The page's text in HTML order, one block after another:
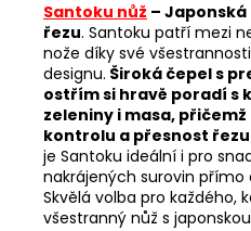
Santoku nůž –
řezu. Santoku patří mezi
nože díky své
designu. Široká čepel s
ostřím si hravě poradí s
zeleniny i masa,
kontrolu a přesnost
je Santoku ideální i pro
nakrájených surovin přímo
Skvělá volba pro každého,
všestranný nůž s